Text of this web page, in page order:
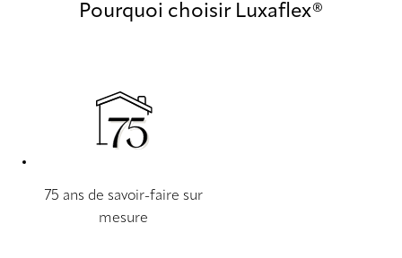
Pourquoi choisir Luxaflex®
75 ans de savoir-faire sur
mesure